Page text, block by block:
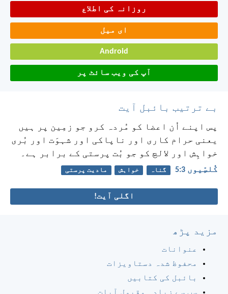
روزانہ کی اطلاع
ای میل
Android
آپ کی ویب سائٹ پر
بے ترتیب بائبل آیت
پس اپنے اُن اعضا کو مُردہ کرو جو زمِین پر ہیں
یعنی حرام کاری اور ناپاکی اور شہوَت اور بُری
خواہِش اور لالچ کو جو بُت پرستی کے برابر ہے۔
کُلسِّیوں 3:‏5 گناہ خواہش مادیت پرستی
اگلی آیت!
مزید پڑھ
عنوانات
محفوظ شدہ دستاویزات
بائبل کی کتابیں